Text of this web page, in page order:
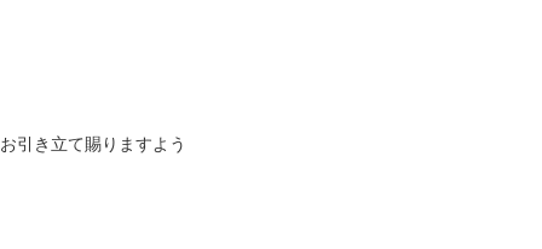
引き立て賜りますよう